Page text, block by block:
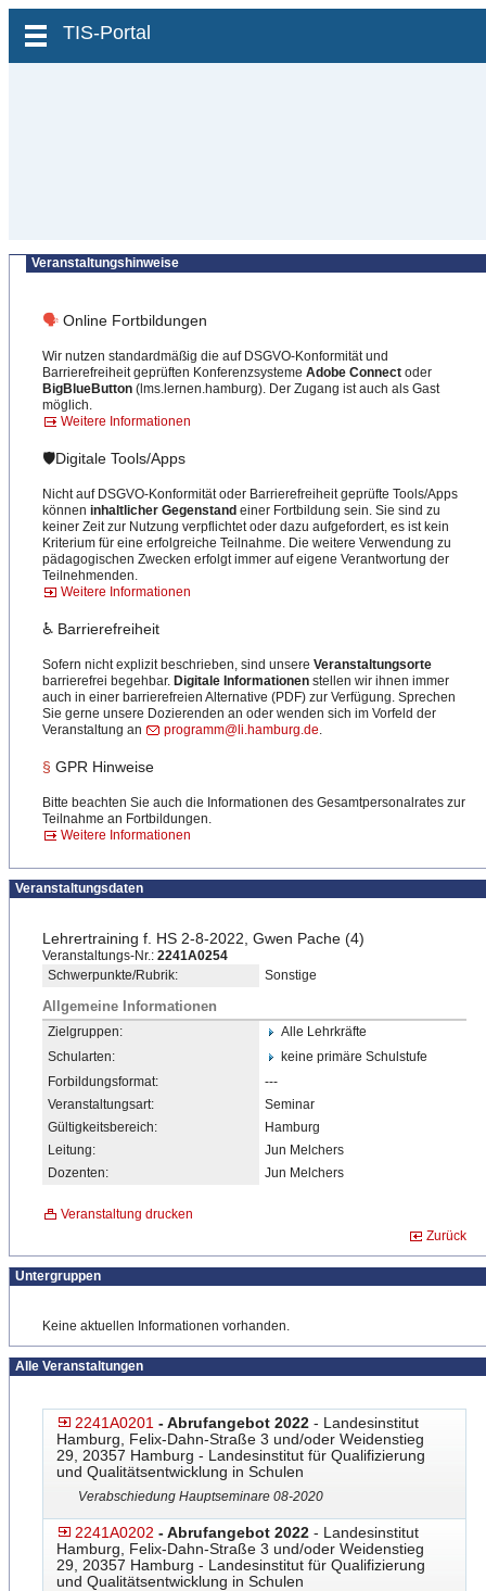
zum Inhalt wechseln
TIS-Portal
Veranstaltungshinweise
🗣 Online Fortbildungen
Wir nutzen standardmäßig die auf DSGVO-Konformität und
Barrierefreiheit geprüften Konferenzsysteme Adobe Connect oder
BigBlueButton (lms.lernen.hamburg). Der Zugang ist auch als Gast
möglich.
Weitere Informationen
🛡️Digitale Tools/Apps
Nicht auf DSGVO-Konformität oder Barrierefreiheit geprüfte Tools/Apps
können inhaltlicher Gegenstand einer Fortbildung sein. Sie sind zu
keiner Zeit zur Nutzung verpflichtet oder dazu aufgefordert, es ist kein
Kriterium für eine erfolgreiche Teilnahme. Die weitere Verwendung zu
pädagogischen Zwecken erfolgt immer auf eigene Verantwortung der
Teilnehmenden.
Weitere Informationen
♿ Barrierefreiheit
Sofern nicht explizit beschrieben, sind unsere Veranstaltungsorte
barrierefrei begehbar. Digitale Informationen stellen wir ihnen immer
auch in einer barrierefreien Alternative (PDF) zur Verfügung. Sprechen
Sie gerne unsere Dozierenden an oder wenden sich im Vorfeld der
Veranstaltung an
programm@li.hamburg.de.
§ GPR Hinweise
Bitte beachten Sie auch die Informationen des Gesamtpersonalrates zur
Teilnahme an Fortbildungen.
Weitere Informationen
Veranstaltungsdaten
Lehrertraining f. HS 2-8-2022, Gwen Pache (4)
Veranstaltungs-Nr.: 2241A0254
Schwerpunkte/Rubrik:
Sonstige
Allgemeine Informationen
Zielgruppen:
Alle Lehrkräfte
Schularten:
keine primäre Schulstufe
Forbildungsformat:
---
Veranstaltungsart:
Seminar
Gültigkeitsbereich:
Hamburg
Leitung:
Jun Melchers
Dozenten:
Jun Melchers
Veranstaltung drucken
Zurück
Untergruppen
Keine aktuellen Informationen vorhanden.
Alle Veranstaltungen
2241A0201 - Abrufangebot 2022 - Landesinstitut
Hamburg, Felix-Dahn-Straße 3 und/oder Weidenstieg
29, 20357 Hamburg - Landesinstitut für Qualifizierung
und Qualitätsentwicklung in Schulen
Verabschiedung Hauptseminare 08-2020
2241A0202 - Abrufangebot 2022 - Landesinstitut
Hamburg, Felix-Dahn-Straße 3 und/oder Weidenstieg
29, 20357 Hamburg - Landesinstitut für Qualifizierung
und Qualitätsentwicklung in Schulen